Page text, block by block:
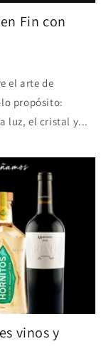
Fin con
el arte de
propósito:
luz, el cristal y...
vinos y